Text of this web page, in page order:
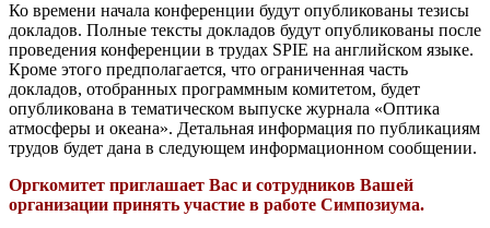
Ко времени начала конференции будут опубликованы тезисы
докладов. Полные тексты докладов будут опубликованы после
проведения конференции в трудах SPIE на английском языке.
Кроме этого предполагается, что ограниченная часть
докладов, отобранных программным комитетом, будет
опубликована в тематическом выпуске журнала «Оптика
атмосферы и океана». Детальная информация по публикациям
трудов будет дана в следующем информационном сообщении.
Оргкомитет приглашает Вас и сотрудников Вашей
организации принять участие в работе Симпозиума.